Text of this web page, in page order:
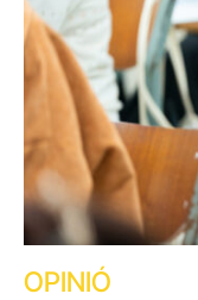
OPINIÓ